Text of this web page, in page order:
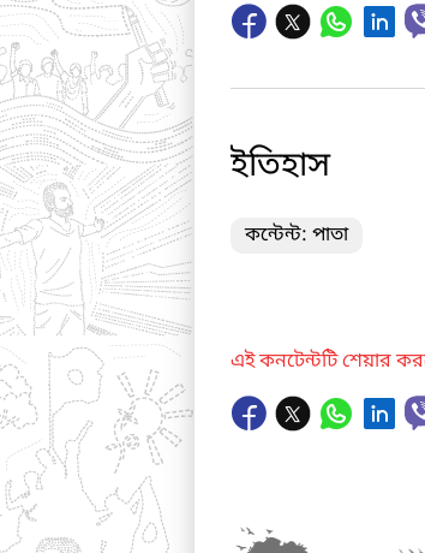
ইতিহাস
কন্টেন্ট: পাতা
এই কনটেন্টটি শেয়ার